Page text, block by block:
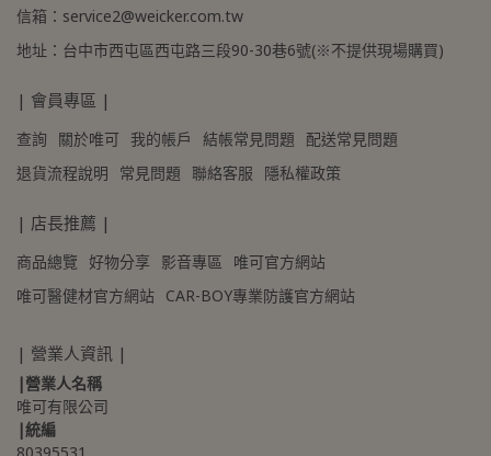
信箱：service2@weicker.com.tw
地址：台中市西屯區西屯路三段90-30巷6號(※不提供現場購買)
| 會員專區 |
查詢 關於唯可 我的帳戶 結帳常見問題 配送常見問題
退貨流程說明 常見問題 聯絡客服 隱私權政策
| 店長推薦 |
商品總覽 好物分享 影音專區 唯可官方網站
唯可醫健材官方網站 CAR-BOY專業防護官方網站
| 營業人資訊 |
|營業人名稱
唯可有限公司
|統編